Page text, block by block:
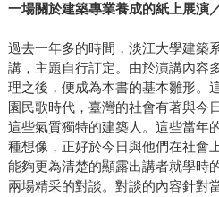
一場關於建築專業養成的紙上展演
過去一年多的時間，淡江大學建築
講，主題自行訂定。由於演講內容
理之後，便成為本書的基本雛形。
園民歌時代，臺灣的社會有著與今
這些氣質獨特的建築人。這些當年
種想像，正好於今日與他們在社會
能夠更為清楚的顯露出講者就學時
兩場精采的對談。對談的內容針對